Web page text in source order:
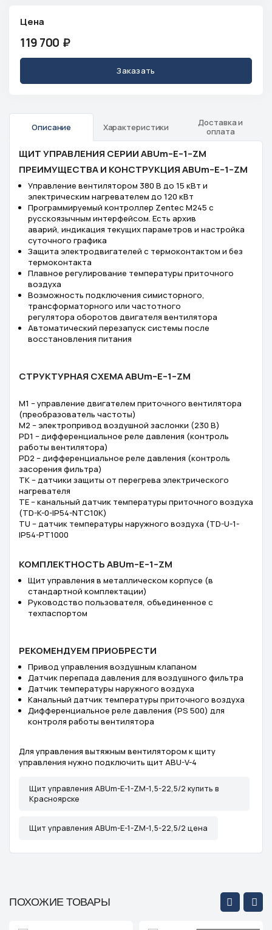
Цена
119 700 ₽
Заказать
Описание Характеристики
Доставка и
оплата
ЩИТ УПРАВЛЕНИЯ СЕРИИ ABUm–Е–1–ZM
ПРЕИМУЩЕСТВА И КОНСТРУКЦИЯ ABUm–Е–1–ZM
Управление вентилятором 380 В до 15 кВт и
электрическим нагревателем до 120 кВт
Программируемый контроллер Zentec M245 с
русскоязычным интерфейсом. Есть архив
аварий, индикация текущих параметров и настройка
суточного графика
Защита электродвигателей с термоконтактом и без
термоконтакта
Плавное регулирование температуры приточного
воздуха
Возможность подключения симисторного,
трансформаторного или частотного
регулятора оборотов двигателя вентилятора
Автоматический перезапуск системы после
восстановления питания
СТРУКТУРНАЯ СХЕМА ABUm–Е–1–ZM
M1 – управление двигателем приточного вентилятора
(преобразователь частоты)
M2 – электропривод воздушной заслонки (230 В)
PD1 – дифференциальное реле давления (контроль
работы вентилятора)
PD2 – дифференциальное реле давления (контроль
засорения фильтра)
TK – датчики защиты от перегрева электрического
нагревателя
TE – канальный датчик температуры приточного воздуха
(TD-K-0-IP54-NTC10K)
TU – датчик температуры наружного воздуха (TD-U-1-
IP54-PT1000
КОМПЛЕКТНОСТЬ ABUm–Е–1–ZM
Щит управления в металлическом корпусе (в
стандартной комплектации)
Руководство пользователя, объединенное с
техпаспортом
РЕКОМЕНДУЕМ ПРИОБРЕСТИ
Привод управления воздушным клапаном
Датчик перепада давления для воздушного фильтра
Датчик температуры наружного воздуха
Канальный датчик температуры приточного воздуха
Дифференциальное реле давления (PS 500) для
контроля работы вентилятора
Для управления вытяжным вентилятором к щиту
управления нужно подключить щит ABU-V-4
Щит управления ABUm-E-1-ZM-1,5-22,5/2 купить в
Красноярске
Щит управления ABUm-E-1-ZM-1,5-22,5/2 цена
ПОХОЖИЕ ТОВАРЫ